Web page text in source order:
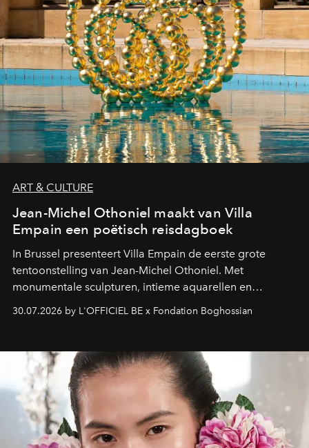
ART & CULTURE
Jean-Michel Othoniel maakt van Villa
Empain een poëtisch reisdagboek
In Brussel presenteert Villa Empain de eerste grote
tentoonstelling van Jean-Michel Othoniel. Met
monumentale sculpturen, intieme aquarellen en
fonkelend Murano-glas creëert de Franse kunstenaar
een emotionele reis waarin elk werk de herinnering
moment van verwondering.
30.07.2026 by L'OFFICIEL BE x Fondation Boghossian